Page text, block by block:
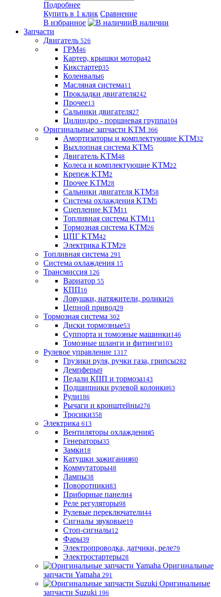
Подробнее
Купить в 1 клик Сравнение
В избранное
В наличии
Запчасти
Двигатель 526
ГРМ46
Картер, крышки мотора42
Кикстартер35
Коленвалы6
Масляная система11
Прокладки двигателя242
Прочее13
Сальники двигателя27
Цилиндро - поршневая группа104
Оригинальные запчасти KTM 366
Амортизаторы и комплектующие KTM32
Выхлопная система KTM5
Двигатель KTM48
Колеса и комплектующие KTM22
Крепеж KTM2
Прочее KTM28
Сальники двигателя KTM58
Система охлаждения KTM5
Сцепление KTM11
Топливная система KTM11
Тормозная система KTM26
ЦПГ KTM42
Электрика KTM29
Топливная система 291
Система охлаждения 15
Трансмиссия 126
Вариатор 55
КПП16
Ловушки, натяжители, ролики26
Цепной привод29
Тормозная система 302
Диски тормозные53
Суппорта и томозные машинки146
Томозные шланги и фитинги103
Рулевое управление 1317
Грузики руля, ручки газа, грипсы282
Демпферы9
Педали КПП и тормоза143
Подшипники рулевой колонки63
Рули186
Рычаги и кронштейны276
Тросики358
Электрика 613
Вентиляторы охлаждения5
Генераторы35
Замки18
Катушки зажигания60
Коммутаторы48
Лампы38
Поворотники83
Приборные панели4
Реле регуляторы98
Рулевые переключатели44
Сигналы звуковые19
Стоп-сигналы12
Фары39
Электропроводка, датчики, реле79
Электростартеры28
Оригинальные
запчасти Yamaha 291
Оригинальные
запчасти Suzuki 196